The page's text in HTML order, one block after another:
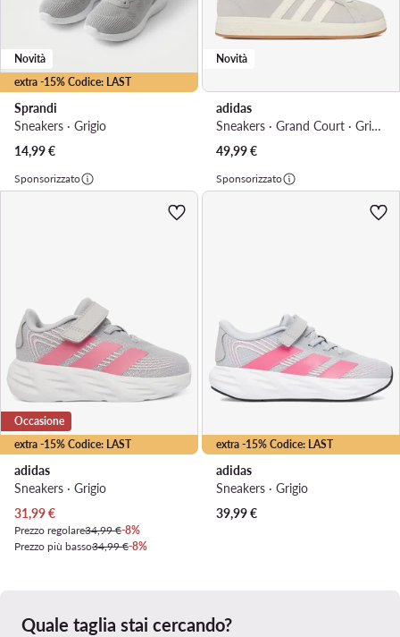
extra -15% Codice: LAST
Novità
Sprandi
Sneakers · Grigio
14,99€
Novità
adidas
Sneakers · Grand Court · Grigio chiaro
49,99€
Sponsorizzato
extra -15% Codice: LAST
Occasione
adidas
Sneakers · Grigio
Prezzo attuale
31,99€
Prezzo regolare34,99 €-8%
Prezzo più basso34,99 €-8%
Sponsorizzato
extra -15% Codice: LAST
adidas
Sneakers · Grigio
39,99€
Quale taglia stai cercando?